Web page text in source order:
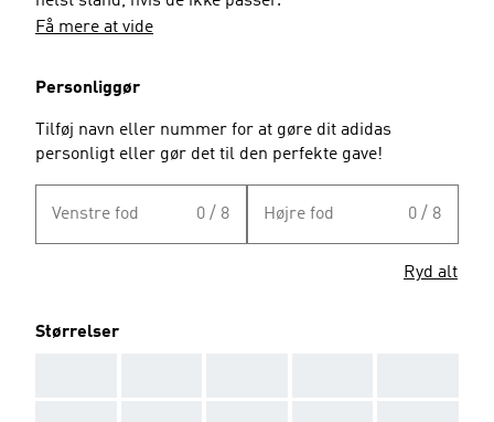
Få mere at vide
Personliggør
Tilføj navn eller nummer for at gøre dit adidas
personligt eller gør det til den perfekte gave!
Venstre fod 0 / 8 Højre fod 0 / 8
Ryd alt
Størrelser